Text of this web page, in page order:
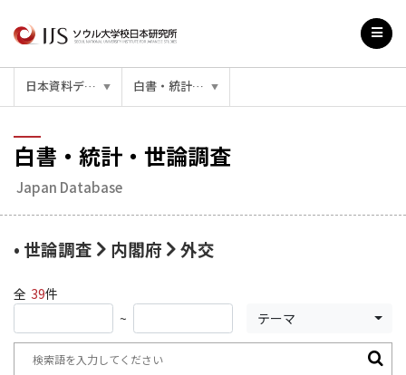
日本資料データベース ▼ 白書・統計・世論調査 ▼
白書・統計・世論調査
Japan Database
• 世論調査 内閣府 外交
全 39件
~
テーマ